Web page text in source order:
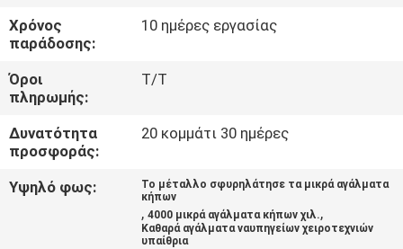
ΕΠΙΚΟΙΝΩΝΉΣΤΕ
ΜΑΖΊ
ΜΑΣ
ΕΙΔΉΣΕΙΣ
ΥΠΟΘΈΣΕΙΣ
Χρόνος
παράδοσης:
10 ημέρες εργασίας
Όροι
πληρωμής:
T/T
Δυνατότητα
προσφοράς:
20 κομμάτι 30 ημέρες
Υψηλό φως:
Το μέταλλο σφυρηλάτησε τα μικρά αγάλματα
κήπων
,4000 μικρά αγάλματα κήπων χιλ.,
Καθαρά αγάλματα ναυπηγείων χειροτεχνιών
υπαίθρια